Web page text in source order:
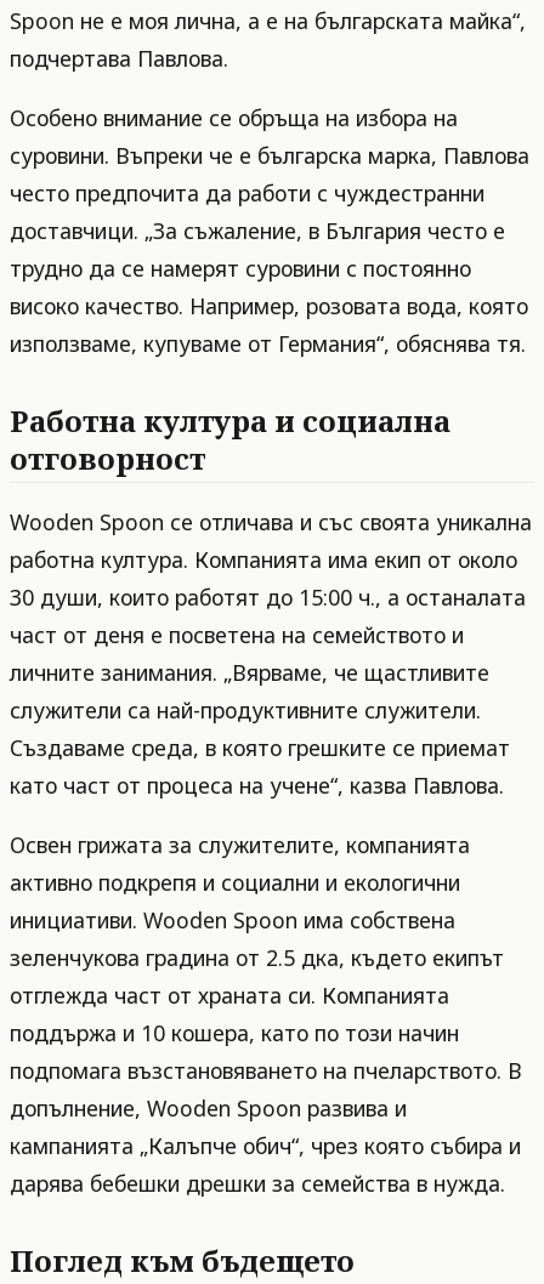
Spoon не е моя лична, а е на българската майка“,
подчертава Павлова.
Особено внимание се обръща на избора на
суровини. Въпреки че е българска марка, Павлова
често предпочита да работи с чуждестранни
доставчици. „За съжаление, в България често е
трудно да се намерят суровини с постоянно
високо качество. Например, розовата вода, която
използваме, купуваме от Германия“, обяснява тя.
Работна култура и социална
отговорност
Wooden Spoon се отличава и със своята уникална
работна култура. Компанията има екип от около
30 души, които работят до 15:00 ч., а останалата
част от деня е посветена на семейството и
личните занимания. „Вярваме, че щастливите
служители са най-продуктивните служители.
Създаваме среда, в която грешките се приемат
като част от процеса на учене“, казва Павлова.
Освен грижата за служителите, компанията
активно подкрепя и социални и екологични
инициативи. Wooden Spoon има собствена
зеленчукова градина от 2.5 дка, където екипът
отглежда част от храната си. Компанията
поддържа и 10 кошера, като по този начин
подпомага възстановяването на пчеларството. В
допълнение, Wooden Spoon развива и
кампанията „Калъпче обич“, чрез която събира и
дарява бебешки дрешки за семейства в нужда.
Поглед към бъдещето